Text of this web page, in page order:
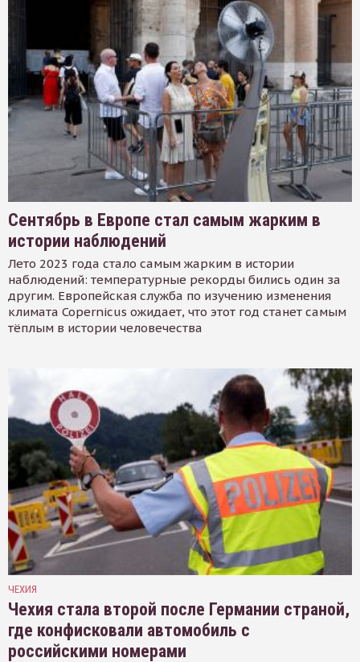
Сентябрь в Европе стал самым жарким в
истории наблюдений
Лето 2023 года стало самым жарким в истории
наблюдений: температурные рекорды бились один за
другим. Европейская служба по изучению изменения
климата Copernicus ожидает, что этот год станет самым
тёплым в истории человечества
ЧЕХИЯ
Чехия стала второй после Германии страной,
где конфисковали автомобиль с
российскими номерами